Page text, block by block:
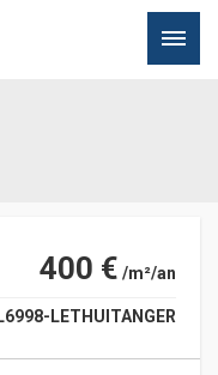
ANGER
400 € /m²/an
L6998-LETHUITANGER